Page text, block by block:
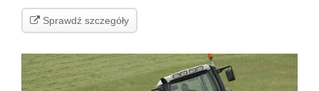
Sprawdź szczegóły